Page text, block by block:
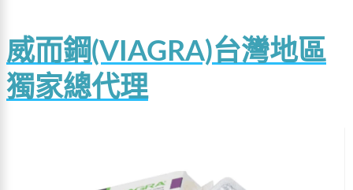
威而鋼(VIAGRA)台灣地區
獨家總代理